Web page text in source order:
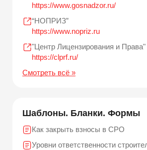
https://www.gosnadzor.ru/
“НОПРИЗ”
https://www.nopriz.ru
"Центр Лицензирования и Права"
https://clprf.ru/
Смотреть всё »
Шаблоны. Бланки. Формы
Как закрыть взносы в СРО
Уровни ответственности